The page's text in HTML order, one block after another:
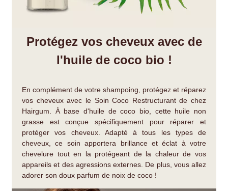
Protégez vos cheveux avec de
l'huile de coco bio !
En complément de votre shampoing, protégez et réparez
vos cheveux avec le Soin Coco Restructurant de chez
Hairgum. À base d'huile de coco bio, cette huile non
grasse est conçue spécifiquement pour réparer et
protéger vos cheveux. Adapté à tous les types de
cheveux, ce soin apportera brillance et éclat à votre
chevelure tout en la protégeant de la chaleur de vos
appareils et des agressions externes. De plus, vous allez
adorer son doux parfum de noix de coco !